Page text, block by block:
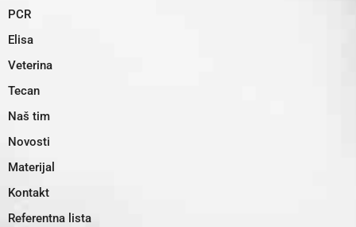
PCR
Elisa
Veterina
Tecan
Naš tim
Novosti
Materijal
Kontakt
Referentna lista